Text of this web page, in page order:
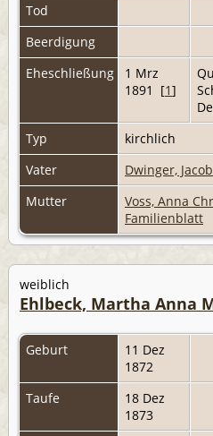
Tod
Beerdigung
Eheschließung
1 Mrz
1891 [1]
Typ
kirchlich
Vater
Dwinger, Jacob
Mutter
Voss, Anna
Familienblatt
weiblich
Ehlbeck, Martha Anna
Geburt
11 Dez
1872
Taufe
18 Dez
1873